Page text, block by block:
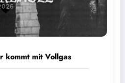
kommt mit Vollgas